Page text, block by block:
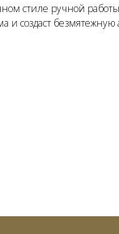
стиле ручной
и создаст